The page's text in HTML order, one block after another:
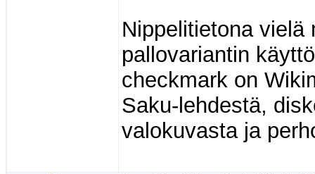
Nippelitietona vielä
pallovariantin
checkmark on
Saku-lehdestä,
valokuvasta ja